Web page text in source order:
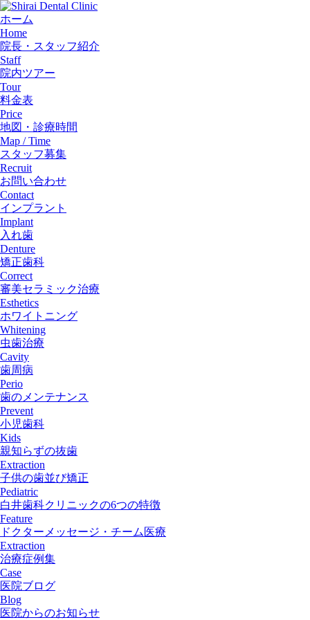
ホーム
Home
院長・スタッフ紹介
Staff
院内ツアー
Tour
料金表
Price
地図・診療時間
Map / Time
スタッフ募集
Recruit
お問い合わせ
Contact
インプラント
Implant
入れ歯
Denture
矯正歯科
Correct
審美セラミック治療
Esthetics
ホワイトニング
Whitening
虫歯治療
Cavity
歯周病
Perio
歯のメンテナンス
Prevent
小児歯科
Kids
親知らずの抜歯
Extraction
子供の歯並び矯正
Pediatric
白井歯科クリニックの6つの特徴
Feature
ドクターメッセージ・チーム医療
Extraction
治療症例集
Case
医院ブログ
Blog
医院からのお知らせ